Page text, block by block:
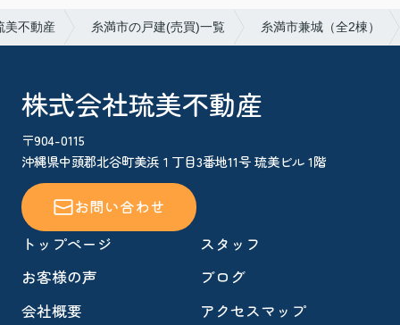
美不動産 糸満市の戸建(売買)一覧 糸満市兼城（全2棟）
株式会社琉美不動産
〒904-0115
沖縄県中頭郡北谷町美浜１丁目3番地11号 琉美ビル 1階
お問い合わせ
トップページ
スタッフ
お客様の声
ブログ
会社概要
アクセスマップ